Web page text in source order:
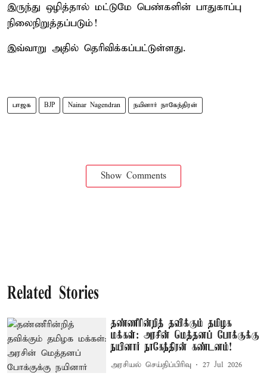
இருந்து ஒழித்தால் மட்டுமே பெண்களின் பாதுகாப்பு
நிலைநிறுத்தப்படும்!
இவ்வாறு அதில் தெரிவிக்கப்பட்டுள்ளது.
பாஜக BJP Nainar Nagendran நயினார் நாகேந்திரன்
Show Comments
Related Stories
தண்ணீரின்றித் தவிக்கும் தமிழக
மக்கள்: அரசின் மெத்தனப் போக்குக்கு
நயினார் நாகேந்திரன் கண்டனம்!
அரசியல் செய்திப்பிரிவு 27 Jul 2026